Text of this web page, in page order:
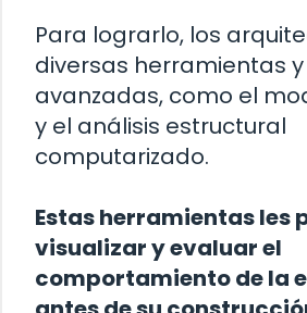
Para lograrlo, los
diversas herramientas
avanzadas, como el
y el análisis estructural
computarizado.
Estas herramientas les
visualizar y evaluar el
comportamiento de la